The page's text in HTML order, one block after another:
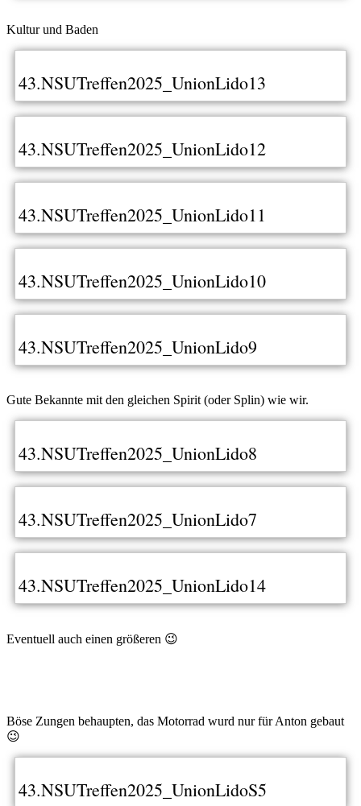
Kultur und Baden
43.NSUTreffen2025_UnionLido13
43.NSUTreffen2025_UnionLido12
43.NSUTreffen2025_UnionLido11
43.NSUTreffen2025_UnionLido10
43.NSUTreffen2025_UnionLido9
Gute Bekannte mit den gleichen Spirit (oder Splin) wie wir.
43.NSUTreffen2025_UnionLido8
43.NSUTreffen2025_UnionLido7
43.NSUTreffen2025_UnionLido14
Eventuell auch einen größeren 😉
Böse Zungen behaupten, das Motorrad wurd nur für Anton gebaut
😉
43.NSUTreffen2025_UnionLidoS5